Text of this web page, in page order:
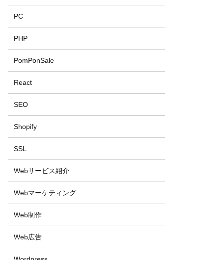
PC
PHP
PomPonSale
React
SEO
Shopify
SSL
Webサービス紹介
Webマーケティング
Web制作
Web広告